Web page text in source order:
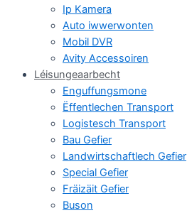
Ip Kamera
Auto iwwerwonten
Mobil DVR
Avity Accessoiren
Léisungeaarbecht
Enguffungsmone
Ëffentlechen Transport
Logistesch Transport
Bau Gefier
Landwirtschaftlech Gefier
Special Gefier
Fräizäit Gefier
Buson